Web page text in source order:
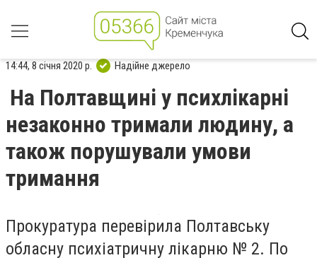
14:44, 8 січня 2020 р. Надійне джерело
На Полтавщині у психлікарні
незаконно тримали людину, а
також порушували умови
тримання
Прокуратура перевірила Полтавську
обласну психіатричну лікарню № 2. По